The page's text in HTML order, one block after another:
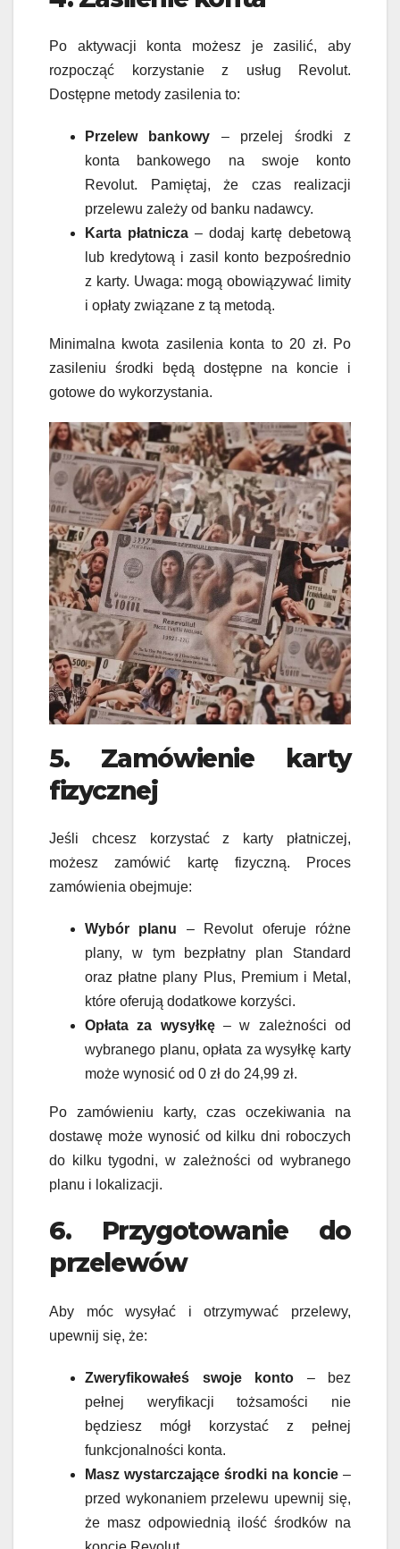
Po aktywacji konta możesz je zasilić, aby
rozpocząć korzystanie z usług Revolut.
Dostępne metody zasilenia to:
Przelew bankowy – przelej środki z
konta bankowego na swoje konto
Revolut. Pamiętaj, że czas realizacji
przelewu zależy od banku nadawcy.
Karta płatnicza – dodaj kartę debetową
lub kredytową i zasil konto bezpośrednio
z karty. Uwaga: mogą obowiązywać limity
i opłaty związane z tą metodą.
Minimalna kwota zasilenia konta to 20 zł. Po
zasileniu środki będą dostępne na koncie i
gotowe do wykorzystania.
5. Zamówienie karty
fizycznej
Jeśli chcesz korzystać z karty płatniczej,
możesz zamówić kartę fizyczną. Proces
zamówienia obejmuje:
Wybór planu – Revolut oferuje różne
plany, w tym bezpłatny plan Standard
oraz płatne plany Plus, Premium i Metal,
które oferują dodatkowe korzyści.
Opłata za wysyłkę– w zależności od
wybranego planu, opłata za wysyłkę karty
może wynosić od 0 zł do 24,99 zł.
Po zamówieniu karty, czas oczekiwania na
dostawę może wynosić od kilku dni roboczych
do kilku tygodni, w zależności od wybranego
planu i lokalizacji.
6. Przygotowanie do
przelewów
Aby móc wysyłać i otrzymywać przelewy,
upewnij się, że:
Zweryfikowałeś swoje konto – bez
pełnej weryfikacji tożsamości nie
będziesz mógł korzystać z pełnej
funkcjonalności konta.
Masz wystarczające środki na koncie –
przed wykonaniem przelewu upewnij się,
że masz odpowiednią ilość środków na